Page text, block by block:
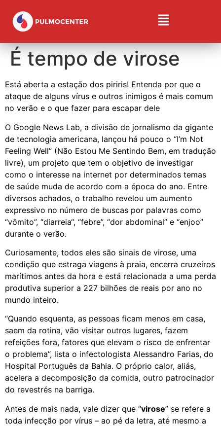
É tempo de virose
Está aberta a estação dos piriris! Entenda por que o
ataque de alguns vírus e outros inimigos é mais comum
no verão e o que fazer para escapar dele
O Google News Lab, a divisão de jornalismo da gigante
de tecnologia americana, lançou há pouco o “I’m Not
Feeling Well” (Não Estou Me Sentindo Bem, em tradução
livre), um projeto que tem o objetivo de investigar
como o interesse na internet por determinados temas
de saúde muda de acordo com a época do ano. Entre
diversos achados, o trabalho revelou um aumento
expressivo no número de buscas por palavras como
“vômito”, “diarreia“, “febre”, “dor abdominal” e “enjoo”
durante o verão.
Curiosamente, todos eles são sinais de virose, uma
condição que estraga viagens à praia, encerra cruzeiros
marítimos antes da hora e está relacionada a uma perda
produtiva superior a 227 bilhões de reais por ano no
mundo inteiro.
“Quando esquenta, as pessoas ficam menos em casa,
saem da rotina, vão visitar outros lugares, fazem
refeições fora, fatores que elevam o risco de enfrentar
o problema”, lista o infectologista Alessandro Farias, do
Hospital Português da Bahia. O próprio calor, aliás,
acelera a decomposição da comida, outro patrocinador
do revestrés na barriga.
Antes de mais nada, vale dizer que “virose” se refere a
toda infecção por vírus – ao pé da letra, até mesmo a